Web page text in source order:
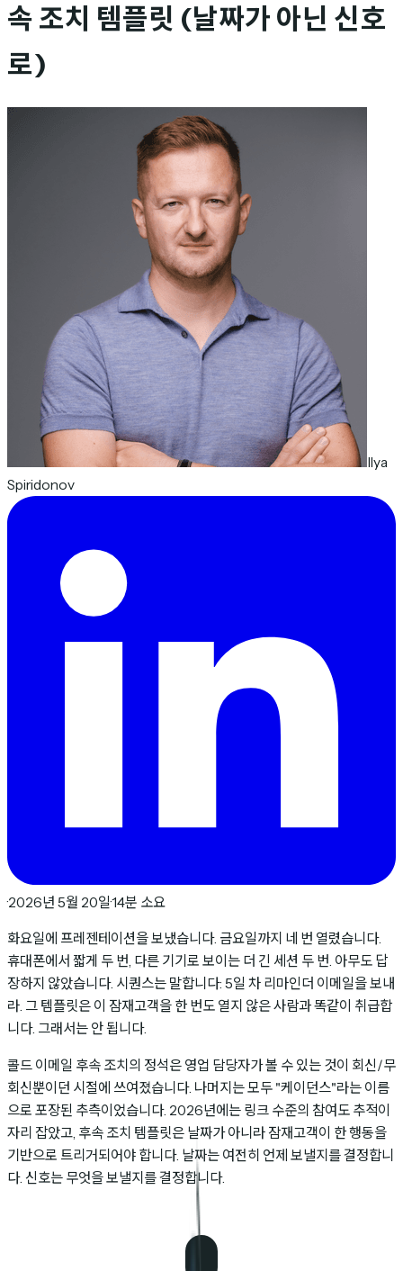
속 조치 템플릿 (날짜가 아닌 신호
로)
Ilya
Spiridonov
·2026년 5월 20일·14분 소요
화요일에 프레젠테이션을 보냈습니다. 금요일까지 네 번 열렸습니다.
휴대폰에서 짧게 두 번, 다른 기기로 보이는 더 긴 세션 두 번. 아무도 답
장하지 않았습니다. 시퀀스는 말합니다: 5일 차 리마인더 이메일을 보내
라. 그 템플릿은 이 잠재고객을 한 번도 열지 않은 사람과 똑같이 취급합
니다. 그래서는 안 됩니다.
콜드 이메일 후속 조치의 정석은 영업 담당자가 볼 수 있는 것이 회신/무
회신뿐이던 시절에 쓰여졌습니다. 나머지는 모두 "케이던스"라는 이름
으로 포장된 추측이었습니다. 2026년에는 링크 수준의 참여도 추적이
자리 잡았고, 후속 조치 템플릿은 날짜가 아니라 잠재고객이 한 행동을
기반으로 트리거되어야 합니다. 날짜는 여전히 언제 보낼지를 결정합니
다. 신호는 무엇을 보낼지를 결정합니다.